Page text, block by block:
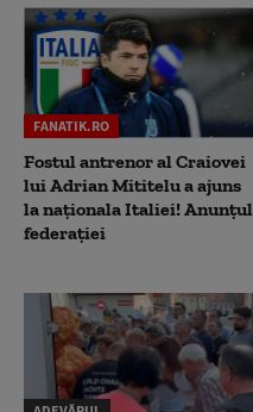
FANATIK.RO
Fostul antrenor al Craiovei
lui Adrian Mititelu a ajuns
la naționala Italiei! Anunțul
federației